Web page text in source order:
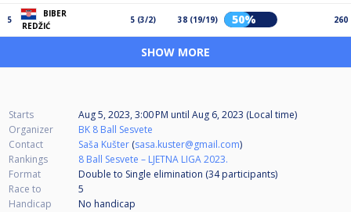
5
BIBER
REDŽIĆ
5 (3/2) 38 (19/19) 50% 260
SHOW MORE
Starts Aug 5, 2023, 3:00 PM until Aug 6, 2023 (Local time)
Organizer
BK 8 Ball Sesvete
Contact
Saša Kušter (sasa.kuster@gmail.com)
Rankings
8 Ball Sesvete – LJETNA LIGA 2023.
Format
Double to Single elimination (34participants)
Race to
5
Handicap
No handicap